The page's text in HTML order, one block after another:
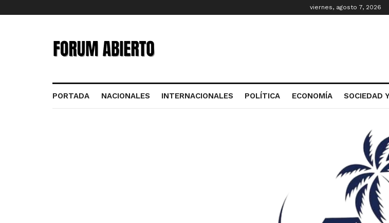
viernes, agosto 7, 2026
PORTADA NACIONALES INTERNACIONALES POLÍTICA ECONOMÍA SOCIEDAD